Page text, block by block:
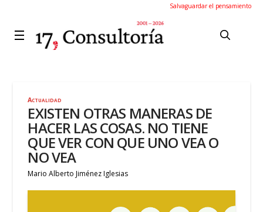
Salvaguardar el pensamiento
Actualidad
EXISTEN OTRAS MANERAS DE
HACER LAS COSAS. NO TIENE
QUE VER CON QUE UNO VEA O
NO VEA
Mario Alberto Jiménez Iglesias